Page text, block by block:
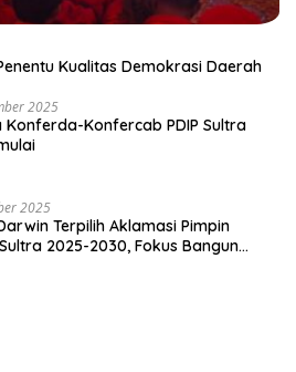
Kualitas Demokrasi Daerah
2025
Konferda-Konfercab PDIP Sultra
2025
Terpilih Aklamasi Pimpin
2025-2030, Fokus Bangun